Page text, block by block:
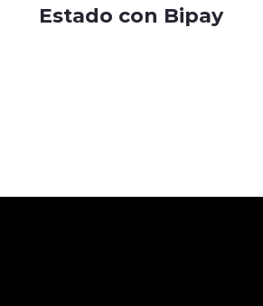
Estado con Bipay